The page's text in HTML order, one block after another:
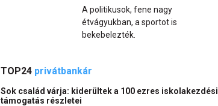
A politikusok, fene nagy
étvágyukban, a sportot is
bekebelezték.
TOP24 privátbankár
Sok család várja: kiderültek a 100 ezres iskolakezdési
támogatás részletei